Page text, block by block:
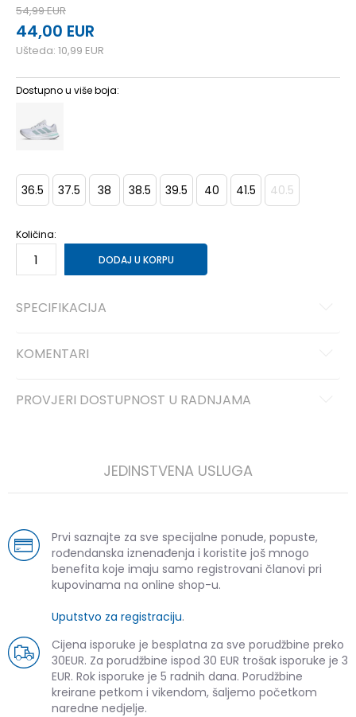
54,99EUR
44,00 EUR
Ušteda: 10,99 EUR
Dostupno u više boja:
36.5 37.5 38 38.5 39.5 40 41.5 40.5
Količina:
DODAJ U KORPU
SPECIFIKACIJA
KOMENTARI
PROVJERI DOSTUPNOST U RADNJAMA
JEDINSTVENA USLUGA
Prvi saznajte za sve specijalne ponude, popuste,
rođendanska iznenađenja i koristite još mnogo
benefita koje imaju samo registrovani članovi pri
kupovinama na online shop-u.
Uputstvo za registraciju.
Cijena isporuke je besplatna za sve porudžbine preko
30EUR. Za porudžbine ispod 30 EUR trošak isporuke je 3
EUR. Rok isporuke je 5 radnih dana. Porudžbine
kreirane petkom i vikendom, šaljemo početkom
naredne nedjelje.